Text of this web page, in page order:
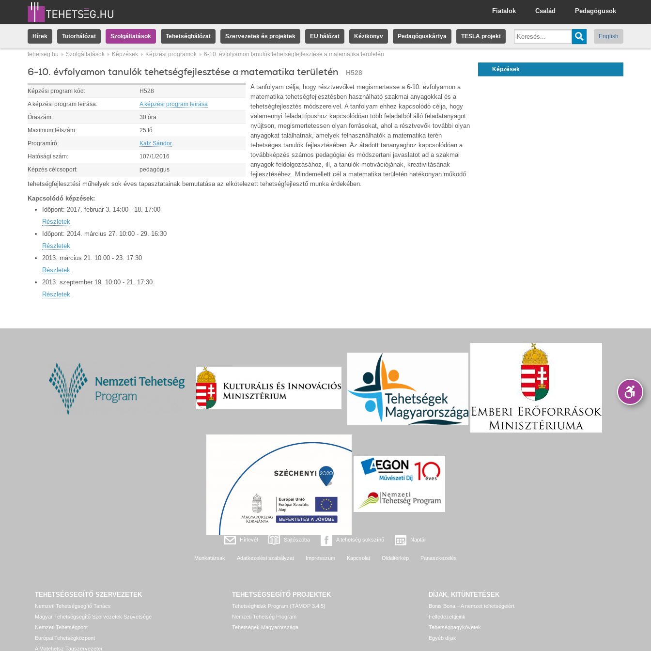
Pedagógusok
Család
Fiatalok
Hírek Tutorhálózat Szolgáltatások Tehetséghálózat Szervezetek és projektek EU hálózat Kézikönyv Pedagóguskártya TESLA projekt English
tehetseg.hu Szolgáltatások Képzések Képzési programok 6-10. évfolyamon tanulók tehetségfejlesztése a matematika területén
6-10. évfolyamon tanulók tehetségfejlesztése a matematika területén H528
Képzési program kód: H528
A képzési program leírása: A képzési program leírása
Óraszám: 30 óra
Maximum létszám: 25 fő
Programíró: Katz Sándor
Hatósági szám: 107/1/2016
Képzés célcsoport: pedagógus
A tanfolyam célja, hogy résztvevőket megismertesse a 6-10. évfolyamon a
matematika tehetségfejlesztésben használható szakmai anyagokkal és a
tehetségfejlesztés módszereivel. A tanfolyam ehhez kapcsolódó célja, hogy
valamennyi feladattípushoz kapcsolódóan több feladatból álló feladatanyagot
nyújtson, megismertetessen olyan forrásokat, ahol a résztvevők további olyan
anyagokat találhatnak, amelyek felhasználhatók a matematika terén
tehetséges tanulók fejlesztésében. Az átadott tananyaghoz kapcsolódóan a
továbbképzés számos pedagógiai és módszertani javaslatot ad a szakmai
anyagok feldolgozásához, ill, a tanulók motivációjának, kreativitásának
fejlesztéséhez. Mindemellett cél a matematika területén hatékonyan működő
tehetségfejlesztési műhelyek sok éves tapasztatainak bemutatása az elkötelezett tehetségfejlesztő munka érdekében.
Kapcsolódó képzések:
Időpont: 2017. február 3. 14:00 - 18. 17:00
Részletek
Időpont: 2014. március 27. 10:00 - 29. 16:30
Részletek
2013. március 21. 10:00 - 23. 17:30
Részletek
2013. szeptember 19. 10:00 - 21. 17:30
Részletek
Képzések
Hírlevél Sajtószoba A tehetség sokszínű Naptár
Munkatársak Adatkezelési szabályzat Impresszum Kapcsolat Oldaltérkép Panaszkezelés
TEHETSÉGSEGÍTŐ SZERVEZETEK
Nemzeti Tehetségsegítő Tanács
Magyar Tehetségsegítő Szervezetek Szövetsége
Nemzeti Tehetségpont
Európai Tehetségközpont
A Matehetsz Tagszervezetei
TEHETSÉGSEGÍTŐ PROJEKTEK
Tehetséghidak Program (TÁMOP 3.4.5)
Nemzeti Tehetség Program
Tehetségek Magyarországa
DÍJAK, KITÜNTETÉSEK
Bonis Bona – A nemzet tehetségeiért
Felfedezettjeink
Tehetségnagykövetek
Egyéb díjak